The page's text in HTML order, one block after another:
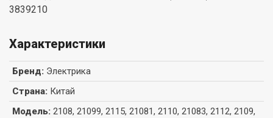
3839210
Характеристики
Бренд: Электрика
Страна: Китай
Модель: 2108, 21099, 2115, 21081, 2110, 21083, 2112, 2109,